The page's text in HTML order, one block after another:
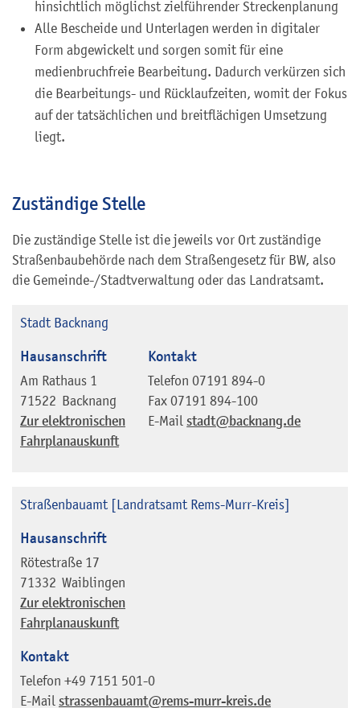
hinsichtlich möglichst zielführender Streckenplanung
Alle Bescheide und Unterlagen werden in digitaler
Form abgewickelt und sorgen somit für eine
medienbruchfreie Bearbeitung. Dadurch verkürzen sich
die Bearbeitungs- und Rücklaufzeiten, womit der Fokus
auf der tatsächlichen und breitflächigen Umsetzung
liegt.
Zuständige Stelle
Die zuständige Stelle ist die jeweils vor Ort zuständige
Straßenbaubehörde nach dem Straßengesetz für BW, also
die Gemeinde-/Stadtverwaltung oder das Landratsamt.
Stadt Backnang
Hausanschrift
Am Rathaus 1
71522 Backnang
Zur elektronischen
Fahrplanauskunft
Kontakt
Telefon 07191 894-0
Fax 07191 894-100
E-Mail stadt@backnang.de
Straßenbauamt [Landratsamt Rems-Murr-Kreis]
Hausanschrift
Rötestraße 17
71332 Waiblingen
Zur elektronischen
Fahrplanauskunft
Kontakt
Telefon +49 7151 501-0
E-Mail strassenbauamt@rems-murr-kreis.de